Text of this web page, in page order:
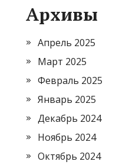
Архивы
Апрель 2025
Март 2025
Февраль 2025
Январь 2025
Декабрь 2024
Ноябрь 2024
Октябрь 2024